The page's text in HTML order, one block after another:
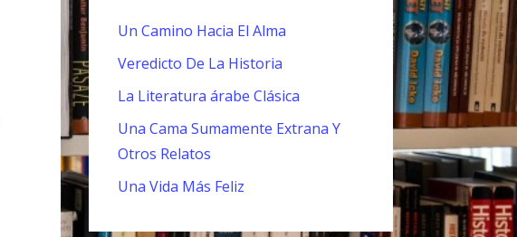
Un Camino Hacia El Alma
Veredicto De La Historia
La Literatura árabe Clásica
Una Cama Sumamente Extrana Y
Otros Relatos
Una Vida Más Feliz